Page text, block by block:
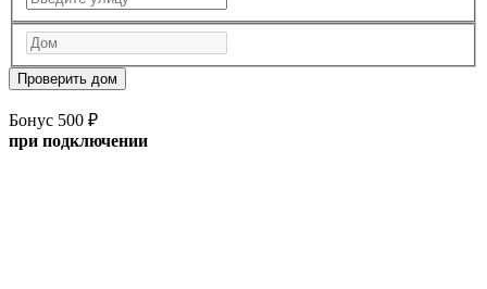
Проверить дом
Бонус 500 ₽
при подключении